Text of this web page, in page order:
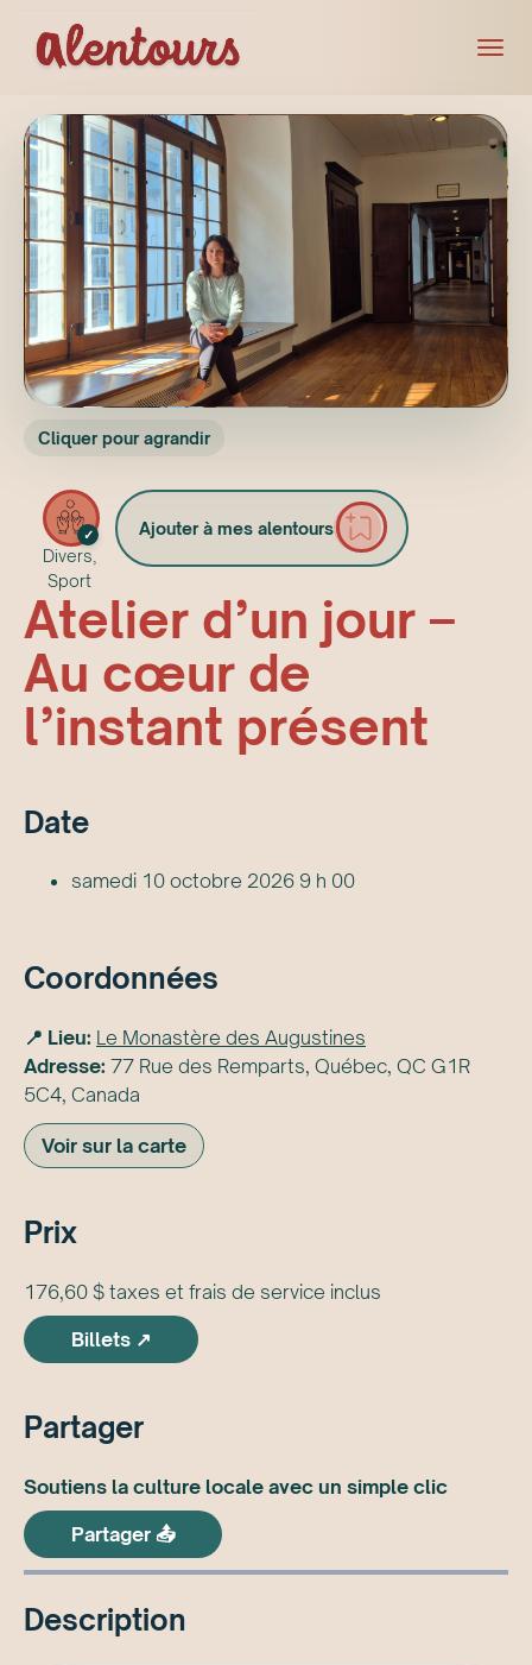
Cliquer pour agrandir
✓
Divers,
Sport
Ajouter à mes alentours
Atelier d’un jour –
Au cœur de
l’instant présent
Date
samedi 10 octobre 2026 9 h 00
Coordonnées
📍 Lieu: Le Monastère des Augustines
Adresse: 77 Rue des Remparts, Québec, QC G1R
5C4, Canada
Voir sur la carte
Prix
176,60 $ taxes et frais de service inclus
Billets ↗
Partager
Soutiens la culture locale avec un simple clic
Partager 📤
Description